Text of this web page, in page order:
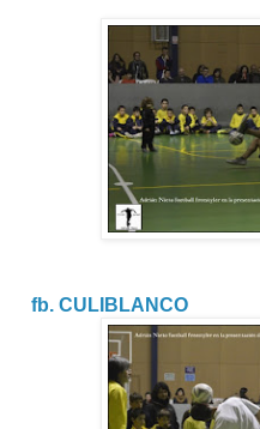
fb. CULIBLANCO